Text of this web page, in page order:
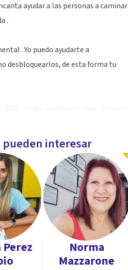
ayudar a las personas a caminar
.
. Yo puedo ayudarte a
desbloquearlos, de esta forma tu
pueden interesar
Norma
Mazzarone